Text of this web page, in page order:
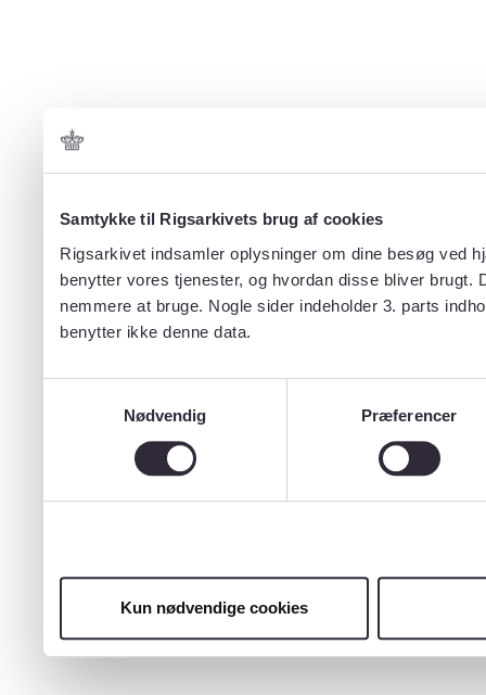
Samtykke til Rigsarkivets brug af cookies
Rigsarkivet indsamler oplysninger om dine besøg ved
benytter vores tjenester, og hvordan disse bliver
nemmere at bruge. Nogle sider indeholder 3. parts
benytter ikke denne data.
Nødvendig
Præferencer
Kun nødvendige cookies